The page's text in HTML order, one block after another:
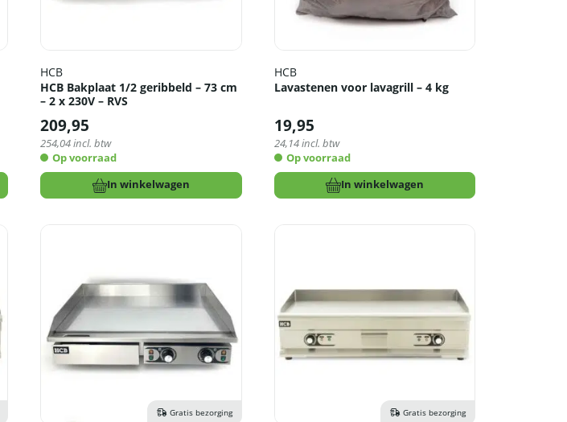
HCB
HCB Bakplaat 1/2 geribbeld – 73 cm
– 2 x 230V – RVS
209,95
254,04incl. btw
Op voorraad
In winkelwagen
HCB
Lavastenen voor lavagrill – 4 kg
19,95
24,14incl. btw
Op voorraad
In winkelwagen
Gratis bezorging Gratis bezorging